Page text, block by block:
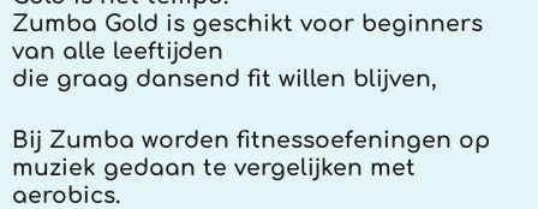
Zumba Gold is geschikt voor beginners
van alle leeftijden
die graag dansend fit willen blijven,
Bij Zumba worden fitnessoefeningen op
muziek gedaan te vergelijken met
aerobics.